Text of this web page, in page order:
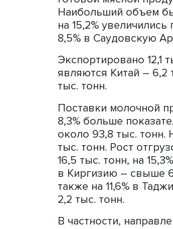
Экспорт мяса и
тыс. тонн.
тонн. Также в
Нарастили
раза Гана – до
Таджикистан –
раза Либерия –
60% Мозамбик –
Готовой мясной
Наибольший
на 15,2%
8,5% в
являются Китай